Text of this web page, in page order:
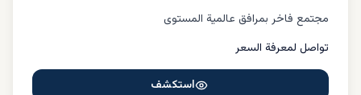
مجتمع فاخر بمرافق عالمية المستوى
تواصل لمعرفة السعر
استكشف